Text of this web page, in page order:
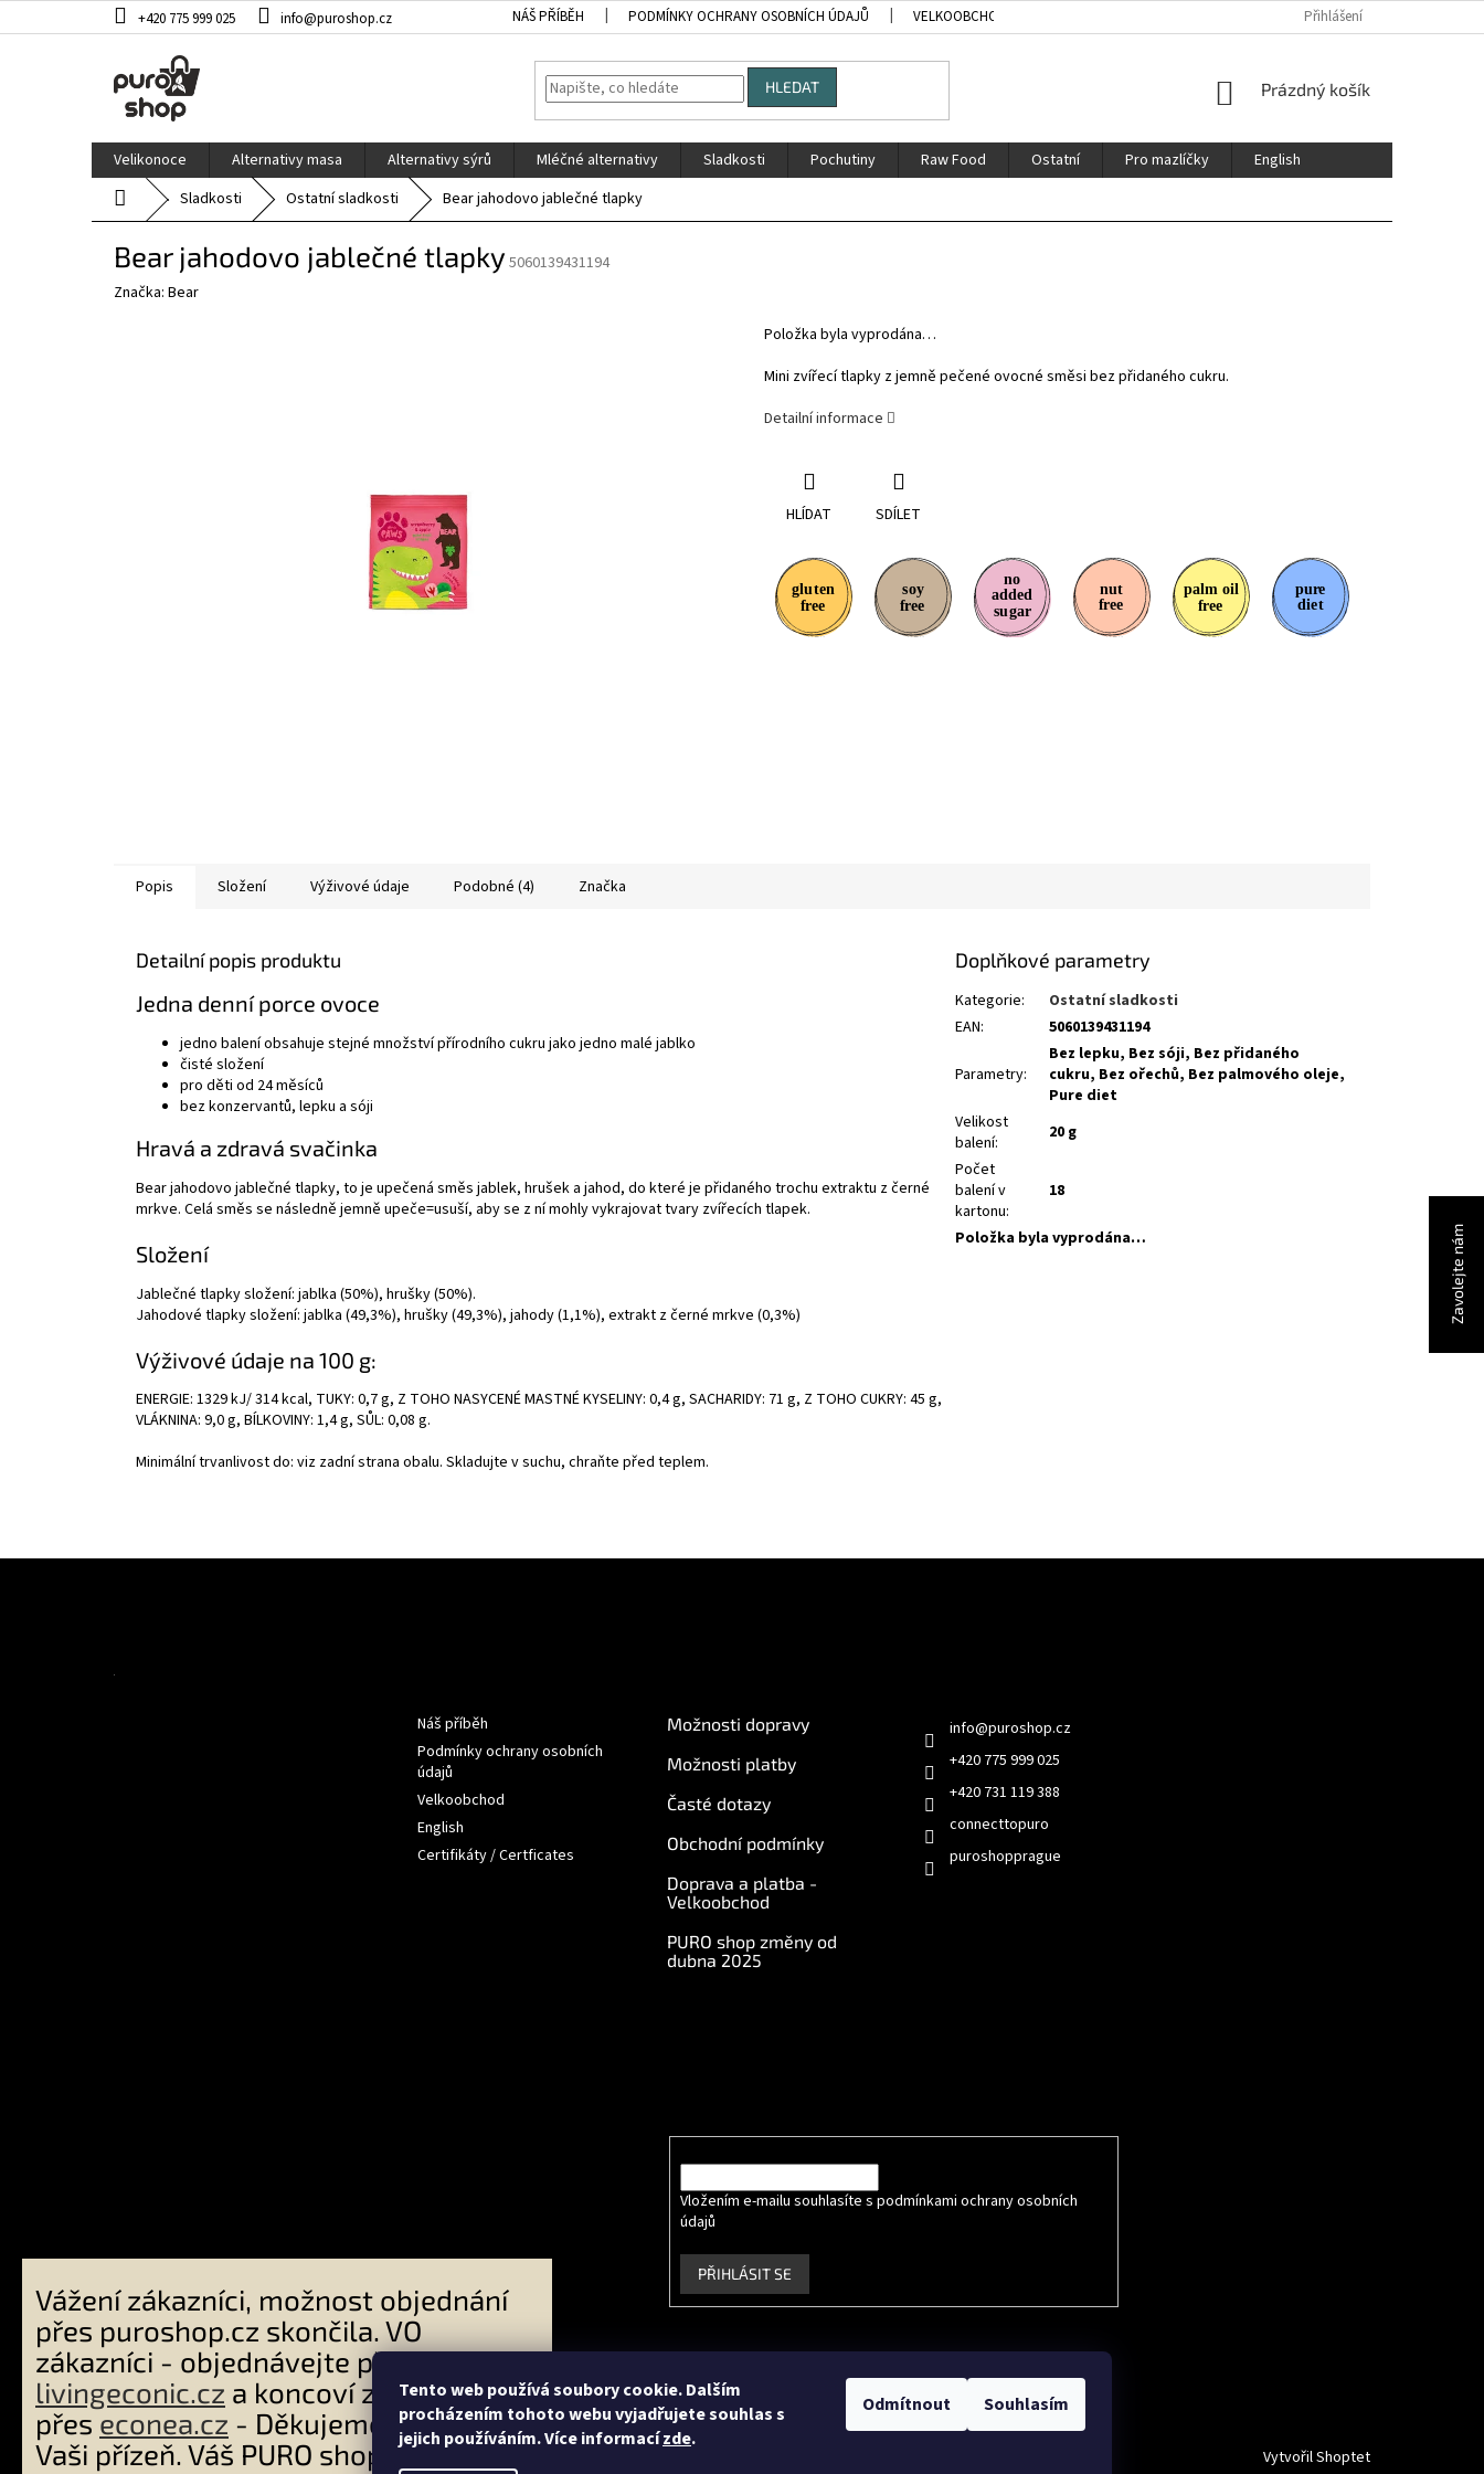
Zavolejte nám
Tento web používá soubory cookie. Dalším
procházením tohoto webu vyjadřujete souhlas s
jejich používáním. Více informacízde.
Odmítnout Souhlasím
na
Vážení zákazníci, možnost objednání
přes puroshop.cz skončila. VO
zákazníci - objednávejte přes
livingeconic.cz a koncoví zákazníci
přes econea.cz - Děkujeme Vám za
Vaši přízeň. Váš PURO shop tým. Více
+420 775 999 025 info@puroshop.cz NÁŠ PŘÍBĚH PODMÍNKY OCHRANY OSOBNÍCH ÚDAJŮ VELKOOBCHOD CERTIFIKÁTY / CERTFICATESPřihlášení
HLEDAT
NÁKUPNÍ
Prázdný košík
Velikonoce Alternativy masa Alternativy sýrů Mléčné alternativy Sladkosti Pochutiny Raw Food Ostatní Pro mazlíčky
English
Domů Sladkosti Ostatní sladkosti Bear jahodovo jablečné tlapky
Bear jahodovo jablečné tlapky 5060139431194
Značka: Bear
Položka byla vyprodána…
Mini zvířecí tlapky z jemně pečené ovocné směsi bez přidaného cukru.
Detailní informace
HLÍDAT SDÍLET
Popis Složení Výživové údaje Podobné (4) Značka
Detailní popis produktu
Jedna denní porce ovoce
jedno balení obsahuje stejné množství přírodního cukru jako jedno malé jablko
čisté složení
pro děti od 24 měsíců
bez konzervantů, lepku a sóji
Hravá a zdravá svačinka
Bear jahodovo jablečné tlapky, to je upečená směs jablek, hrušek a jahod, do které je přidaného trochu extraktu z černé
mrkve. Celá směs se následně jemně upeče=usuší, aby se z ní mohly vykrajovat tvary zvířecích tlapek.
Složení
Jablečné tlapky složení: jablka (50%), hrušky (50%).
Jahodové tlapky složení: jablka (49,3%), hrušky (49,3%), jahody (1,1%), extrakt z černé mrkve (0,3%)
Výživové údaje na 100 g:
ENERGIE: 1329 kJ/ 314 kcal, TUKY: 0,7 g, Z TOHO NASYCENÉ MASTNÉ KYSELINY: 0,4 g, SACHARIDY: 71 g, Z TOHO CUKRY: 45 g,
VLÁKNINA: 9,0 g, BÍLKOVINY: 1,4 g, SŮL: 0,08 g.
Minimální trvanlivost do: viz zadní strana obalu. Skladujte v suchu, chraňte před teplem.
Doplňkové parametry
Kategorie:
Ostatní sladkosti
EAN: 5060139431194
Parametry:
Bez lepku, Bez sóji, Bez přidaného
cukru, Bez ořechů, Bez palmového oleje,
Pure diet
Velikost
balení:
20 g
Počet
balení v
kartonu:
18
Položka byla vyprodána…
Náš příběh
Podmínky ochrany osobních
údajů
Velkoobchod
English
Certifikáty / Certficates
Možnosti dopravy
Možnosti platby
Časté dotazy
Obchodní podmínky
Doprava a platba -
Velkoobchod
PURO shop změny od
dubna 2025
info@puroshop.cz
+420 775 999 025
+420 731 119 388
connecttopuro
puroshopprague
Vložením e-mailu souhlasíte s podmínkami ochrany osobních
údajů
PŘIHLÁSIT SE
Vytvořil Shoptet
Copyright 2026PURO shop. Všechna práva vyhrazena.